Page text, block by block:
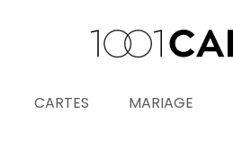
CARTES MARIAGE